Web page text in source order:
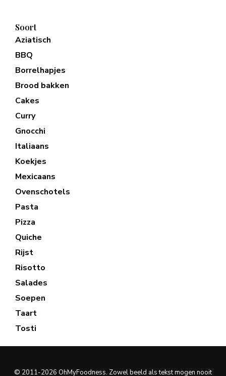
Soort
Aziatisch
BBQ
Borrelhapjes
Brood bakken
Cakes
Curry
Gnocchi
Italiaans
Koekjes
Mexicaans
Ovenschotels
Pasta
Pizza
Quiche
Rijst
Risotto
Salades
Soepen
Taart
Tosti
© 2011-2026 OhMyFoodness. Zowel beeld als tekst mogen nooit